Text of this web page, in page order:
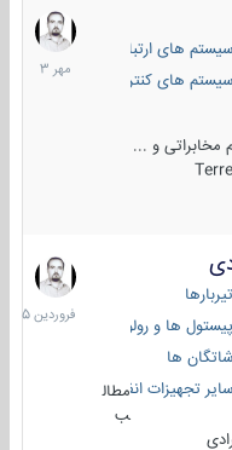
های ارتباطی و جمع آوری
های کنترل آتش و تجهیزات
و ...
1
مهر
1403
ها و رولورها
ها
تجهیزات انفرادی
مطال
ب
17
فروردین
1405